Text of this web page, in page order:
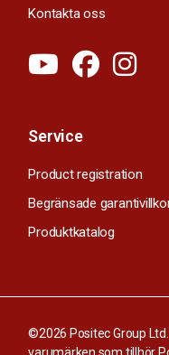
Kontakta oss
Service
Product registration
Begränsade
Produktkatalog
©2026 Positec Group
varumärken som tillhör